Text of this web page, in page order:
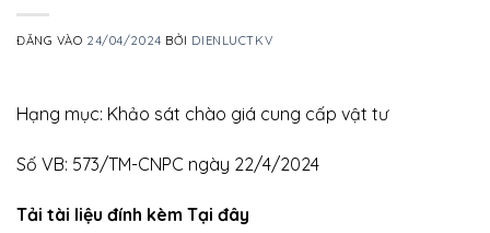
ĐĂNG VÀO 24/04/2024 BỞI DIENLUCTKV
Hạng mục: Khảo sát chào giá cung cấp vật tư
Số VB: 573/TM-CNPC ngày 22/4/2024
Tải tài liệu đính kèm Tại đây